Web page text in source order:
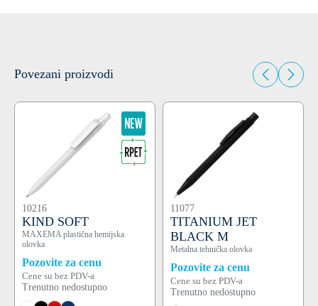
Povezani proizvodi
10216
KIND SOFT
MAXEMA plastična hemijska
olovka
Pozovite za cenu
Cene su bez PDV-a
Trenutno nedostupno
11077
TITANIUM JET
BLACK M
Metalna tehnička olovka
Pozovite za cenu
Cene su bez PDV-a
Trenutno nedostupno